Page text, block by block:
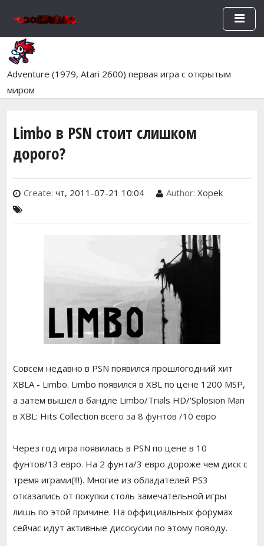
Перейти к основному
Adventure (1979, Atari 2600) первая игра с открытым
миром
Limbo в PSN стоит слишком
дорого?
Create: чт, 2011-07-21 10:04 Author: Xopek
Совсем недавно в PSN появился прошлогодний хит
XBLA - Limbo. Limbo появился в XBL по цене 1200 MSP,
а затем вышел в бандле Limbo/Trials HD/'Splosion Man
в XBL: Hits Collection всего за 8 фунтов /10 евро
Через год игра появилась в PSN по цене в 10
фунтов/13 евро. На 2 фунта/3 евро дороже чем диск с
тремя играми(!!!). Многие из обладателей PS3
отказались от покупки столь замечательной игры
лишь по этой причине. На оффициальных форумах
сейчас идут активные дисскусии по этому поводу.